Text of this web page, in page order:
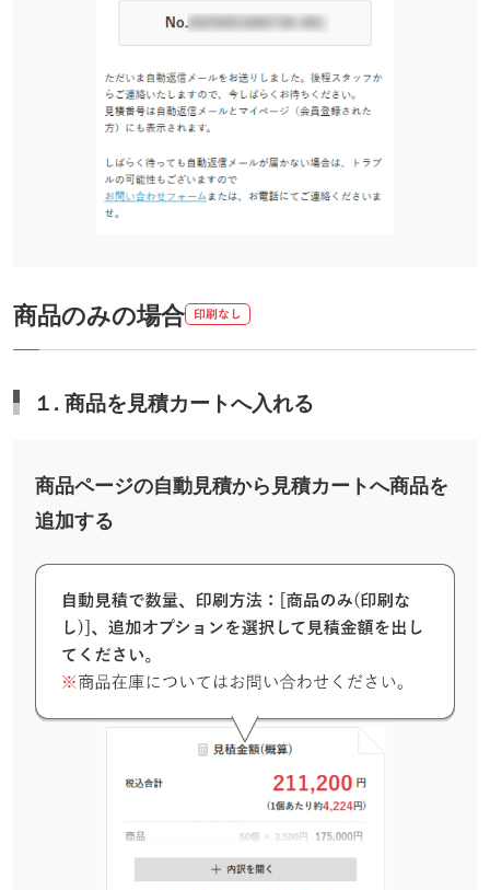
商品のみの場合
１. 商品を見積カートへ入れる
商品ページの自動見積から見積カートへ商品を
追加する